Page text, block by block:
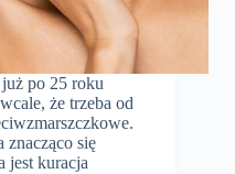
już po 25 roku
że trzeba od
znacząco się
jest kuracja